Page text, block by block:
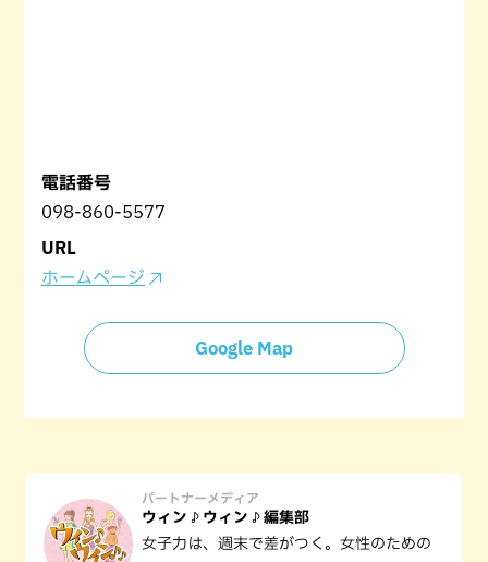
電話番号
098-860-5577
URL
ホームページ
Google Map
パートナーメディア
ウィン♪ウィン♪編集部
女子力は、週末で差がつく。女性のための